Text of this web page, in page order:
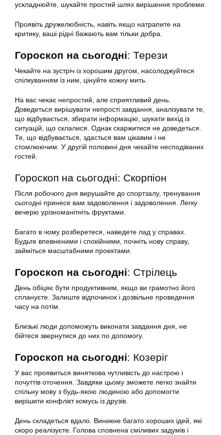
ускладнюйте, шукайте простий шлях вирішення проблеми.
Проявіть дружелюбність, навіть якщо натрапите на
критику, ваші рідні бажають вам тільки добра.
Гороскоп на сьогодні: Терези
Чекайте на зустріч із хорошим другом, насолоджуйтеся
спілкуванням із ним, цінуйте кожну мить.
На вас чекає непростий, але сприятливий день.
Доведеться вирішувати непрості завдання, аналізувати те,
що відбувається, збирати інформацію, шукати вихід із
ситуацій, що склалися. Однак скаржитися не доведеться.
Те, що відбувається, здасться вам цікавим і не
стомлюючим. У другій половині дня чекайте несподіваних
гостей.
Гороскоп на сьогодні: Скорпіон
Після робочого дня вирушайте до спортзалу, тренування
сьогодні принесе вам задоволення і задоволення. Легку
вечерю урізноманітніть фруктами.
Багато в чому розберетеся, наведете лад у справах.
Будьте впевненими і спокійними, почніть нову справу,
займіться масштабними проектами.
Гороскоп на сьогодні: Стрілець
День обіцяє бути продуктивним, якщо ви грамотно його
сплануєте. Залиште відпочинок і дозвільне проведення
часу на потім.
Близькі люди допоможуть виконати завдання дня, не
бійтеся звернутися до них по допомогу.
Гороскоп на сьогодні: Козеріг
У вас проявиться виняткова чутливість до настрою і
почуттів оточення. Завдяки цьому зможете легко знайти
спільну мову з будь-якою людиною або допомогти
вирішити конфлікт комусь із друзів.
День складеться вдало. Виникне багато хороших ідей, які
скоро реалізуєте. Голова сповнена сміливих задумів і